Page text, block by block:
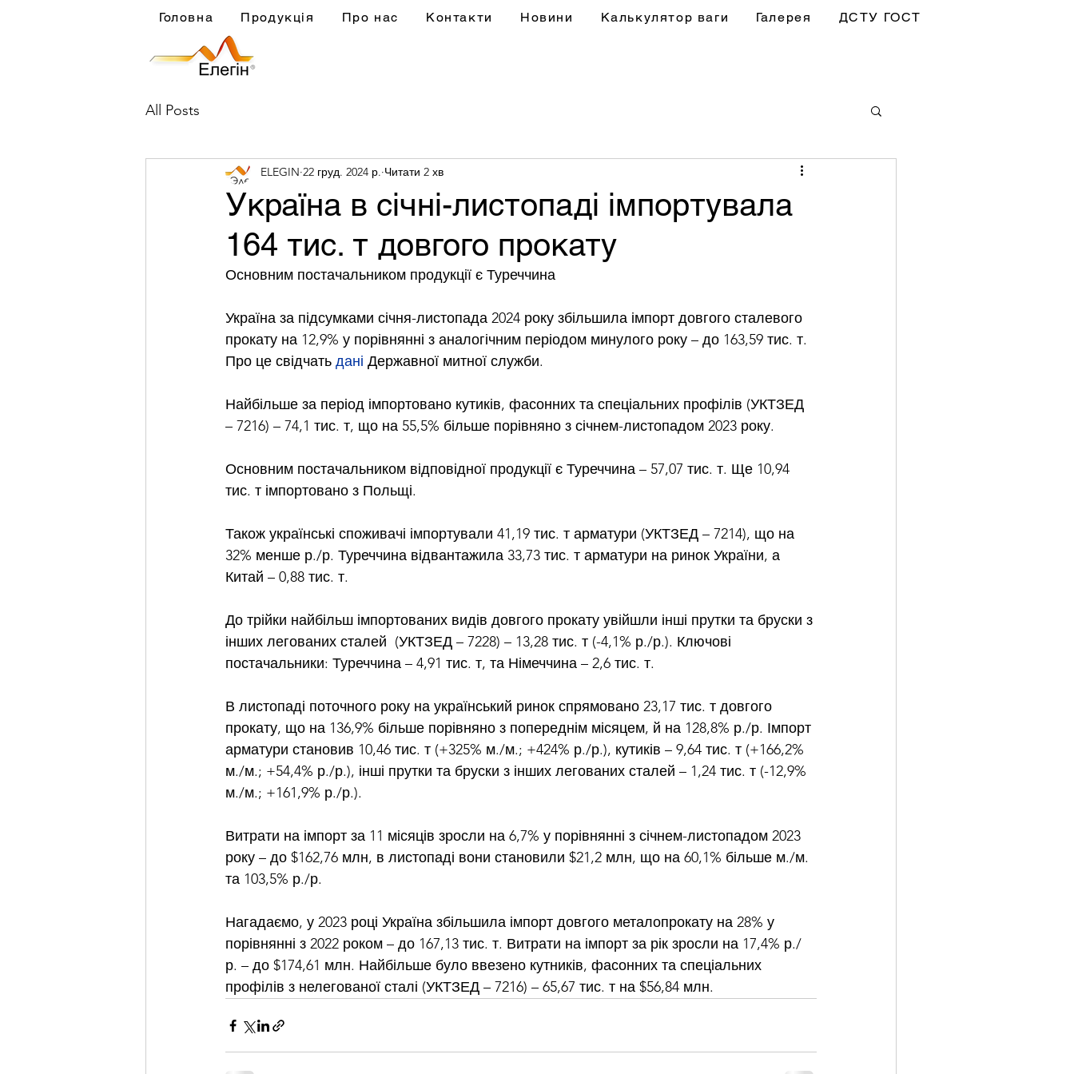
Головна Продукція Про нас Контакти Новини Калькулятор ваги Галерея ДСТУ ГОСТ
All Posts
Україна в січні-листопаді імпортувала
164 тис. т довгого прокату
ELEGIN 22 груд. 2024 р. Читати 2 хв
Основним постачальником продукції є Туреччина
Україна за підсумками січня-листопада 2024 року збільшила імпорт довгого сталевого
прокату на 12,9% у порівнянні з аналогічним періодом минулого року – до 163,59 тис. т.
Про це свідчать дані Державної митної служби.
Найбільше за період імпортовано кутиків, фасонних та спеціальних профілів (УКТЗЕД
– 7216) – 74,1 тис. т, що на 55,5% більше порівняно з січнем-листопадом 2023 року.
Основним постачальником відповідної продукції є Туреччина – 57,07 тис. т. Ще 10,94
тис. т імпортовано з Польщі.
Також українські споживачі імпортували 41,19 тис. т арматури (УКТЗЕД – 7214), що на
32% менше р./р. Туреччина відвантажила 33,73 тис. т арматури на ринок України, а
Китай – 0,88 тис. т.
До трійки найбільш імпортованих видів довгого прокату увійшли інші прутки та бруски з
інших легованих сталей  (УКТЗЕД – 7228) – 13,28 тис. т (-4,1% р./р.). Ключові
постачальники: Туреччина – 4,91 тис. т, та Німеччина – 2,6 тис. т.
В листопаді поточного року на український ринок спрямовано 23,17 тис. т довгого
прокату, що на 136,9% більше порівняно з попереднім місяцем, й на 128,8% р./р. Імпорт
арматури становив 10,46 тис. т (+325% м./м.; +424% р./р.), кутиків – 9,64 тис. т (+166,2%
м./м.; +54,4% р./р.), інші прутки та бруски з інших легованих сталей – 1,24 тис. т (-12,9%
м./м.; +161,9% р./р.).
Витрати на імпорт за 11 місяців зросли на 6,7% у порівнянні з січнем-листопадом 2023
року – до $162,76 млн, в листопаді вони становили $21,2 млн, що на 60,1% більше м./м.
та 103,5% р./р.
Нагадаємо, у 2023 році Україна збільшила імпорт довгого металопрокату на 28% у
порівнянні з 2022 роком – до 167,13 тис. т. Витрати на імпорт за рік зросли на 17,4% р./
р. – до $174,61 млн. Найбільше було ввезено кутників, фасонних та спеціальних
профілів з нелегованої сталі (УКТЗЕД – 7216) – 65,67 тис. т на $56,84 млн.